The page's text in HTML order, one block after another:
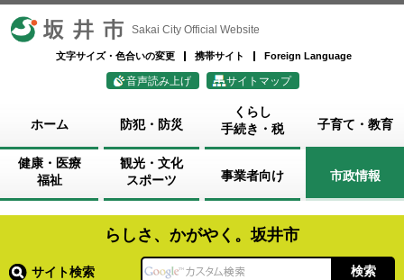
坂井市 Sakai City Official Website
文字サイズ・色合いの変更 携帯サイト Foreign Language
音声読み上げ サイトマップ
ホーム 防犯・防災
くらし
手続き・税
子育て・教育
健康・医療
福祉
観光・文化
スポーツ
事業者向け 市政情報
らしさ、かがやく。坂井市
サイト検索